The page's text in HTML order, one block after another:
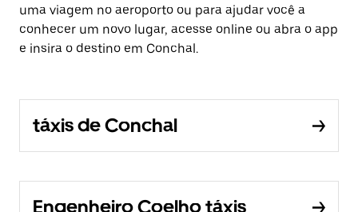
uma viagem no aeroporto ou para ajudar você a
conhecer um novo lugar, acesse online ou abra o app
e insira o destino em Conchal.
táxis de Conchal
Engenheiro Coelho táxis